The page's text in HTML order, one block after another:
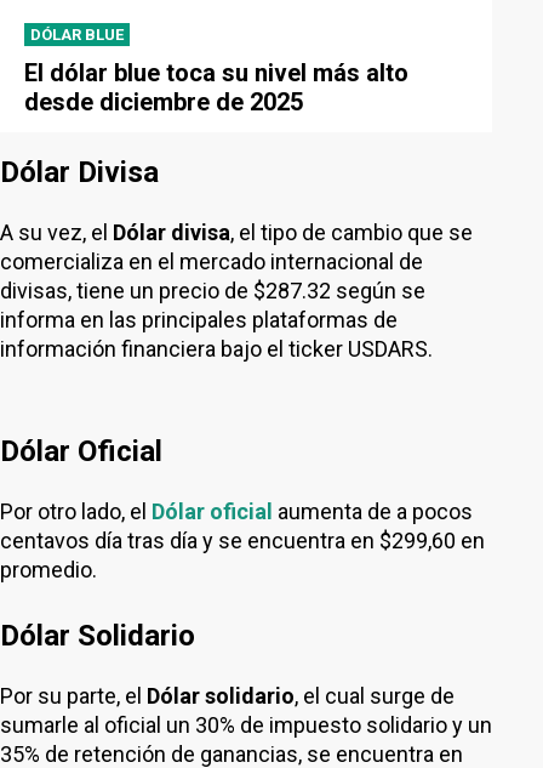
DÓLAR BLUE
El dólar blue toca su nivel más alto
desde diciembre de 2025
Dólar Divisa
A su vez, el Dólar divisa, el tipo de cambio que se
comercializa en el mercado internacional de
divisas, tiene un precio de $287.32 según se
informa en las principales plataformas de
información financiera bajo el ticker USDARS.
Dólar Oficial
Por otro lado, el Dólar oficial aumenta de a pocos
centavos día tras día y se encuentra en $299,60 en
promedio.
Dólar Solidario
Por su parte, el Dólar solidario, el cual surge de
sumarle al oficial un 30% de impuesto solidario y un
35% de retención de ganancias, se encuentra en